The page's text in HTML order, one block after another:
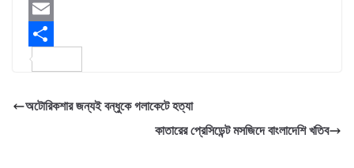
c
e
b
o
w
t
e
W
h
a
s
E
m
i
a
অটোরিকশার জন্যই বন্ধুকে গলাকেটে হত্যা
কাতারের প্রেসিডেন্ট মসজিদে বাংলাদেশি খতিব